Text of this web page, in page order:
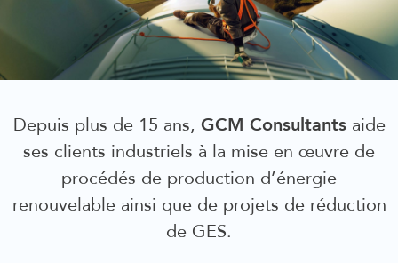
Depuis plus de 15 ans, GCM Consultantsaide
ses clients industriels à la mise en œuvre de
procédés de production d’énergie
renouvelable ainsi que de projets de réduction
de GES.